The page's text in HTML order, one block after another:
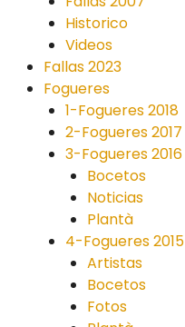
Historico
Videos
Fallas 2023
Fogueres
1-Fogueres 2018
2-Fogueres 2017
3-Fogueres 2016
Bocetos
Noticias
Plantà
4-Fogueres 2015
Artistas
Bocetos
Fotos